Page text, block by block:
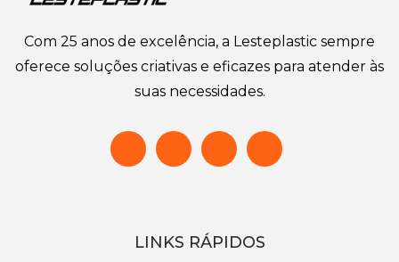
Com 25 anos de excelência, a Lesteplastic sempre
oferece soluções criativas e eficazes para atender às
suas necessidades.
LINKS RÁPIDOS